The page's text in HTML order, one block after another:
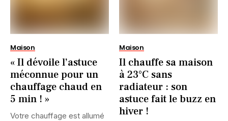
Maison
« Il dévoile l’astuce
méconnue pour un
chauffage chaud en
5 min ! »
Votre chauffage est allumé
Maison
Il chauffe sa maison
à 23°C sans
radiateur : son
astuce fait le buzz en
hiver !